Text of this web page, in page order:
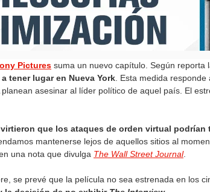
Pictures suma un nuevo capítulo. Según reporta
tener lugar en Nueva York . Esta medida
asesinar al líder político de aquel país. El
que los ataques de orden virtual
mantenerse lejos de aquellos sitios al
una nota que divulga The Wall Street Journal.
se prevé que la película no sea estrenada en los